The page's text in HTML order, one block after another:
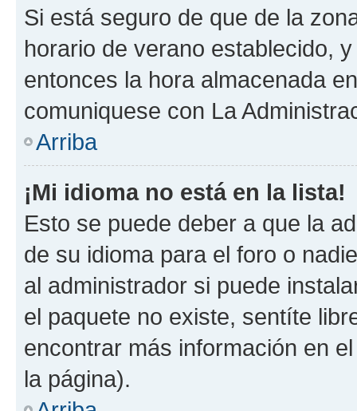
Si está seguro de que de la
horario de verano establecido,
entonces la hora almacenada
comuniquese con La
Arriba
¡Mi idioma no está en la lista!
Esto se puede deber a que la
de su idioma para el foro o
al administrador si puede
el paquete no existe, sentíte
encontrar más información en
la página).